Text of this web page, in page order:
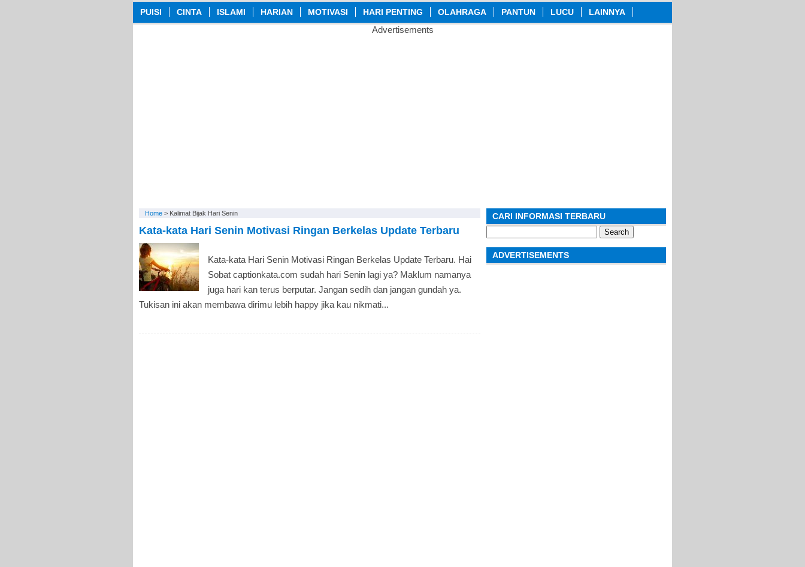
PUISI CINTA ISLAMI HARIAN MOTIVASI HARI PENTING OLAHRAGA PANTUN LUCU LAINNYA
Advertisements
Home > Kalimat Bijak Hari Senin
Kata-kata Hari Senin Motivasi Ringan Berkelas Update Terbaru
Kata-kata Hari Senin Motivasi Ringan Berkelas Update Terbaru. Hai
Sobat captionkata.com sudah hari Senin lagi ya? Maklum namanya
juga hari kan terus berputar. Jangan sedih dan jangan gundah ya.
Tukisan ini akan membawa dirimu lebih happy jika kau nikmati...
CARI INFORMASI TERBARU
for:
ADVERTISEMENTS